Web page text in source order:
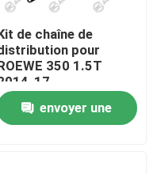
de chaîne de
pour
350 1.5T
17
envoyer une